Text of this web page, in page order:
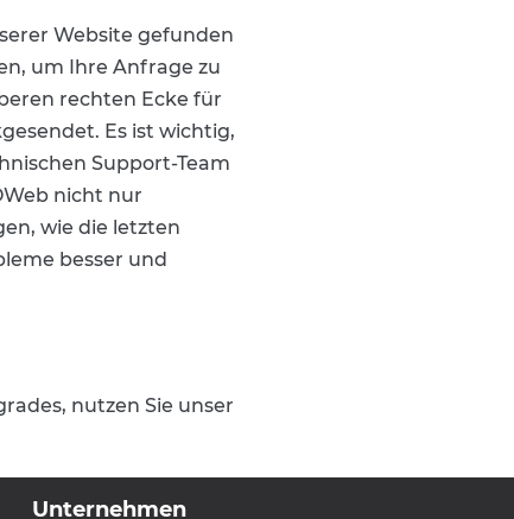
Website gefunden
um Ihre Anfrage zu
rechten Ecke für
Es ist wichtig,
Support-Team
nicht nur
wie die letzten
besser und
nutzen Sie unser
Unternehmen